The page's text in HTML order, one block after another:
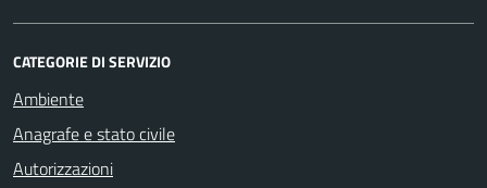
CATEGORIE DI SERVIZIO
Ambiente
Anagrafe e stato civile
Autorizzazioni